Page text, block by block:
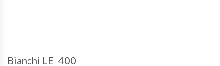
Bianchi LEI 400